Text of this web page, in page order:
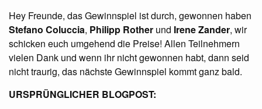
Hey Freunde, das Gewinnspiel ist durch, gewonnen haben
Stefano Coluccia, Philipp Rother und Irene Zander, wir
schicken euch umgehend die Preise! Allen Teilnehmern
vielen Dank und wenn ihr nicht gewonnen habt, dann seid
nicht traurig, das nächste Gewinnspiel kommt ganz bald.
URSPRÜNGLICHER BLOGPOST: